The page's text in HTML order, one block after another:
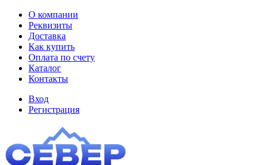
О компании
Реквизиты
Доставка
Как купить
Оплата по счету
Каталог
Контакты
Вход
Регистрация